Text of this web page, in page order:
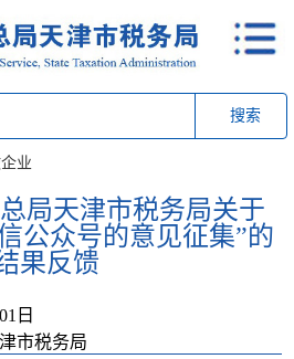
搜索
业
局天津市税务局关于
公众号的意见征集”的
果反馈
日
市税务局